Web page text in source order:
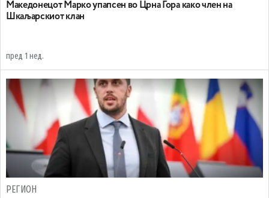
Maкедонецот Марко упапсен во Црна Гора како член на
Шкаљарскиот клан
пред 1 нед.
РЕГИОН